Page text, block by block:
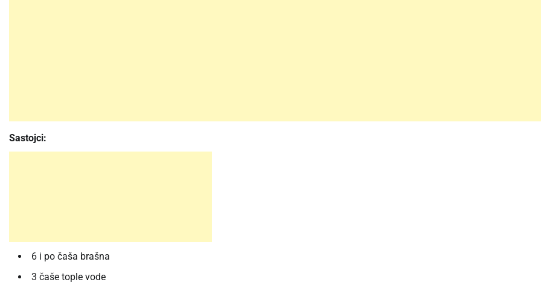
Sastojci:
6 i po čaša brašna
3 čaše tople vode